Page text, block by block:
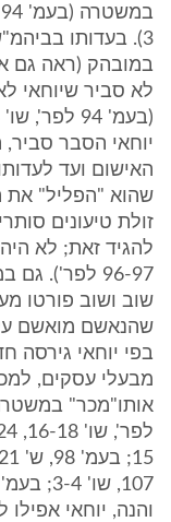
3). בעדותו
לא סביר שיוחאי
יוחאי הסבר
האישום ועד
שהוא "הפליל" את
זולת טיעונים
להגיד זאת; לא
96-97 לפר').
בפי יוחאי גירסה
מבעלי עסקים,
והנה, יוחאי